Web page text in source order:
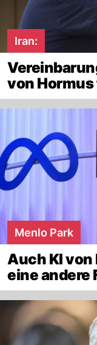
Iran:
von
Menlo Park
Auch KI
eine andere